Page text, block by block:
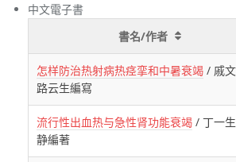
中文電子書
書名/作者
怎样防治热射病热痉挛和中暑衰竭 / 戚
路云生編寫
流行性出血热与急性肾功能衰竭 / 丁一
静編著